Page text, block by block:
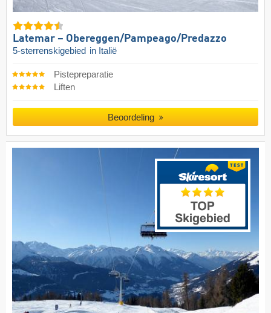
Latemar – Obereggen/​Pampeago/​Predazzo
5-sterrenskigebied in Italië
Pistepreparatie
Liften
Beoordeling